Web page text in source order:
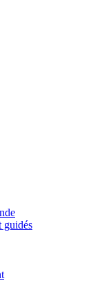
guidés